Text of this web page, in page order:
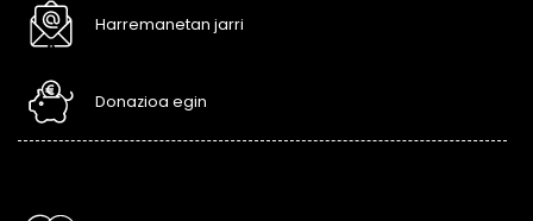
Harremanetan jarri
Donazioa egin